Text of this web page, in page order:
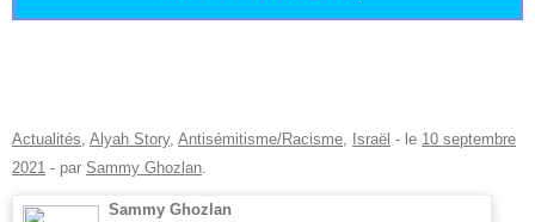
Actualités, Alyah Story, Antisémitisme/Racisme, Israël - le 10 septembre
2021 - par Sammy Ghozlan.
Sammy Ghozlan